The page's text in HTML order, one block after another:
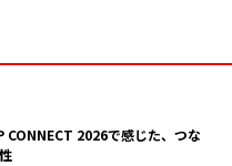
CONNECT 2026で感じた、つな